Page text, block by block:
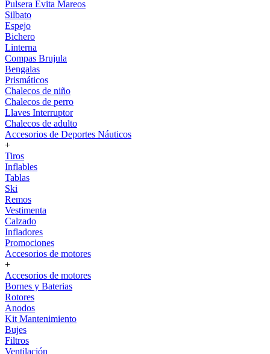
Pulsera Evita Mareos
Silbato
Espejo
Bichero
Linterna
Compas Brujula
Bengalas
Prismáticos
Chalecos de niño
Chalecos de perro
Llaves Interruptor
Chalecos de adulto
Accesorios de Deportes Náuticos
+
Tiros
Inflables
Tablas
Ski
Remos
Vestimenta
Calzado
Infladores
Promociones
Accesorios de motores
+
Accesorios de motores
Bornes y Baterias
Rotores
Anodos
Kit Mantenimiento
Bujes
Filtros
Ventilación